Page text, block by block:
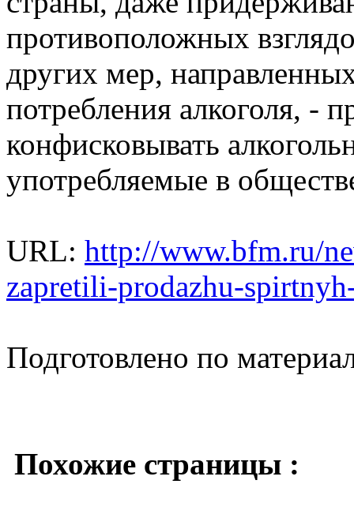
противоположных
других мер,
потребления алкоголя, -
конфисковывать
употребляемые в
URL: http://www.bfm.ru/
zapretili-prodazhu-
Подготовлено по
Похожие страницы :